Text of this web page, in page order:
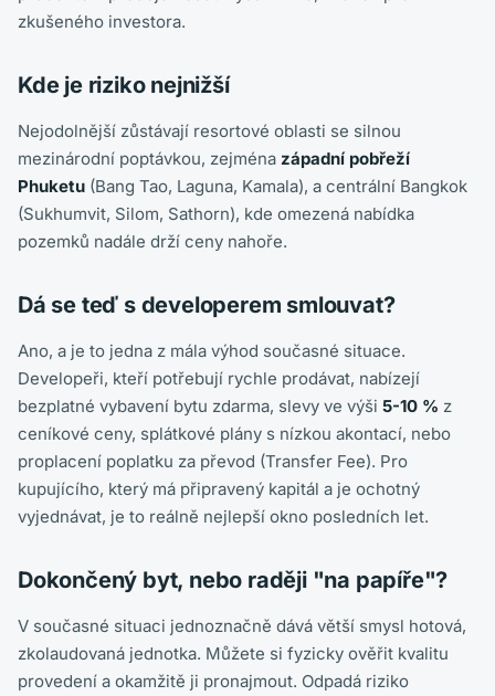
zkušeného investora.
Kde je riziko nejnižší
Nejodolnější zůstávají resortové oblasti se silnou
mezinárodní poptávkou, zejména západní pobřeží
Phuketu (Bang Tao, Laguna, Kamala), a centrální Bangkok
(Sukhumvit, Silom, Sathorn), kde omezená nabídka
pozemků nadále drží ceny nahoře.
Dá se teď s developerem smlouvat?
Ano, a je to jedna z mála výhod současné situace.
Developeři, kteří potřebují rychle prodávat, nabízejí
bezplatné vybavení bytu zdarma, slevy ve výši 5-10 % z
ceníkové ceny, splátkové plány s nízkou akontací, nebo
proplacení poplatku za převod (Transfer Fee). Pro
kupujícího, který má připravený kapitál a je ochotný
vyjednávat, je to reálně nejlepší okno posledních let.
Dokončený byt, nebo raději "na papíře"?
V současné situaci jednoznačně dává větší smysl hotová,
zkolaudovaná jednotka. Můžete si fyzicky ověřit kvalitu
provedení a okamžitě ji pronajmout. Odpadá riziko